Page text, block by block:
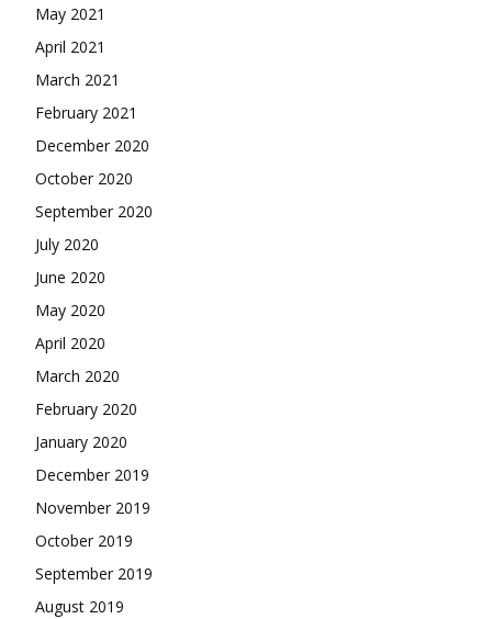
May 2021
April 2021
March 2021
February 2021
December 2020
October 2020
September 2020
July 2020
June 2020
May 2020
April 2020
March 2020
February 2020
January 2020
December 2019
November 2019
October 2019
September 2019
August 2019